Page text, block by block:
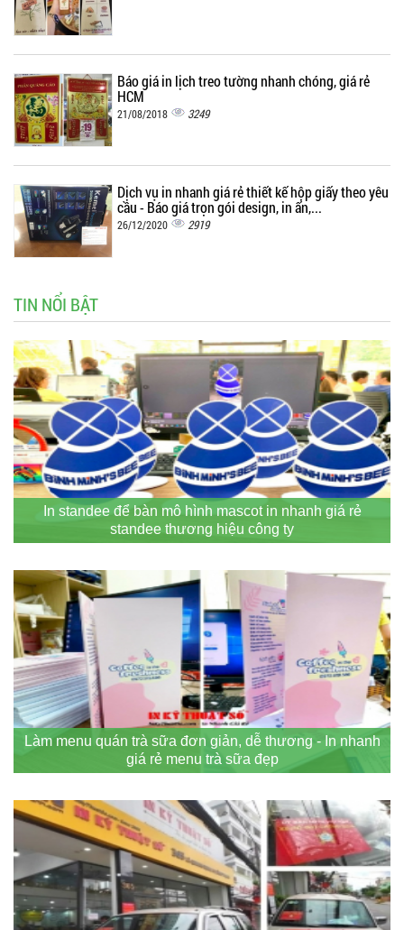
Báo giá in lịch treo tường nhanh chóng, giá rẻ
HCM
21/08/2018 3249
Dịch vụ in nhanh giá rẻ thiết kế hộp giấy theo yêu
cầu - Báo giá trọn gói design, in ấn,...
26/12/2020 2919
TIN NỔI BẬT
In standee để bàn mô hình mascot in nhanh giá rẻ
standee thương hiệu công ty
Làm menu quán trà sữa đơn giản, dễ thương - In nhanh
giá rẻ menu trà sữa đẹp